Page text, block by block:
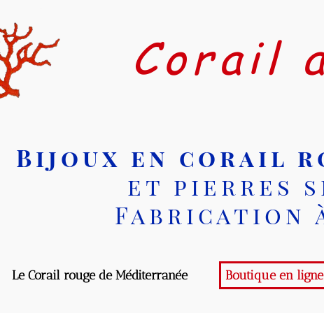
Bijoux en corail
et pierres
Fabrication
Le Corail rouge de Méditerranée Boutique en ligne
Corail